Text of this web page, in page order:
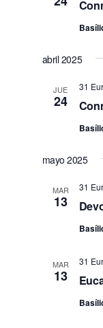
abril 2025
JUE
24
31
mayo 2025
MAR
13
31
MAR
13
31